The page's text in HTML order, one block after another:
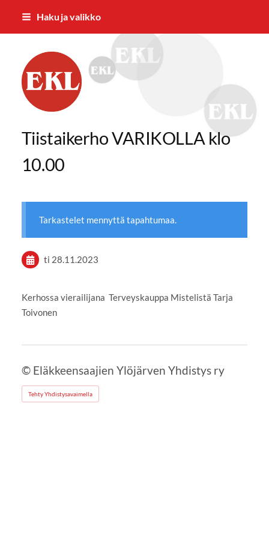
Siirry
Haku ja valikko
Eläkkeensaajien Ylöjärven yhdistys
Tiistaikerho VARIKOLLA klo
10.00
Tarkastelet mennyttä tapahtumaa.
ti 28.11.2023
Kerhossa vierailijana Terveyskauppa Mistelistä Tarja
Toivonen
© Eläkkeensaajien Ylöjärven Yhdistys ry
Tehty Yhdistysavaimella